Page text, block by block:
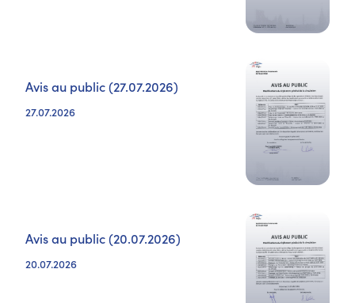
Avis au public (27.07.2026)
27.07.2026
Avis au public (20.07.2026)
20.07.2026